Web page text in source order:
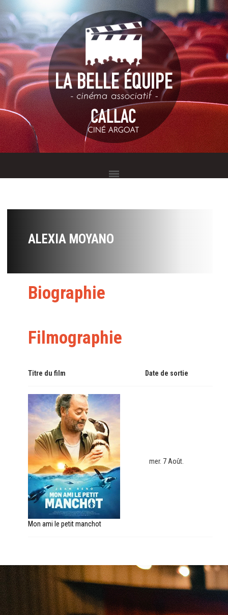
ALEXIA MOYANO
Biographie
Filmographie
Titre du film Date de sortie
Mon ami le petit manchot
mer. 7 Août.